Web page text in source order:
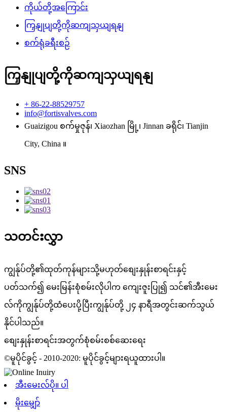
ကိုယ်တို့အကြောင်း
ကြှနျုပျတို့ကိုဆကျသှယျရနျ
စက်ရုံခရီးစဉ်
ကြှနျုပျတို့ကိုဆကျသှယျရနျ
+ 86-22-88529757
info@fortisvalves.com
Guaizigou စက်မှုဇုန်၊ Xiaozhan မြို့၊ Jinnan ခရိုင်၊ Tianjin
City, China ။
SNS
သတင်းလွှာ
ကျွန်ုပ်တို့၏ထုတ်ကုန်များသို့မဟုတ်စျေးနှုန်းစာရင်းနှင့်
ပတ်သက်၍ မေးမြန်းစုံစမ်းလိုပါက ကျေးဇူးပြု၍ သင်၏အီးမေး
လ်ကိုကျွန်ုပ်တို့ထံပေးပို့ပြီးကျွန်ုပ်တို့ ၂၄ နာရီအတွင်းဆက်သွယ်
နိုင်ပါသည်။
စျေးနှုန်းစာရင်းအတွက်စုံစမ်းစစ်ဆေးရေး
©မူပိုင်ခွင့် - 2010-2020: မူပိုင်ခွင့်များရယူထားပါ။
အီးမေးလ်ပို။ ပါ
မိုးမျှော်